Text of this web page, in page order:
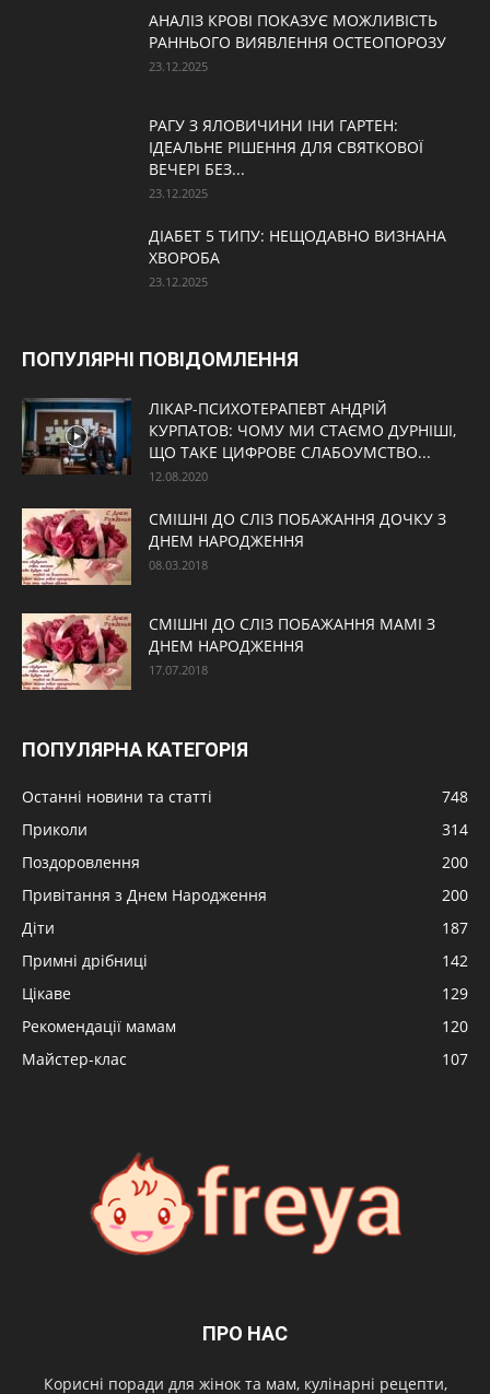
АНАЛІЗ КРОВІ ПОКАЗУЄ МОЖЛИВІСТЬ
РАННЬОГО ВИЯВЛЕННЯ ОСТЕОПОРОЗУ
23.12.2025
РАГУ З ЯЛОВИЧИНИ ІНИ ГАРТЕН:
ІДЕАЛЬНЕ РІШЕННЯ ДЛЯ СВЯТКОВОЇ
ВЕЧЕРІ БЕЗ...
23.12.2025
ДІАБЕТ 5 ТИПУ: НЕЩОДАВНО ВИЗНАНА
ХВОРОБА
23.12.2025
ПОПУЛЯРНІ ПОВІДОМЛЕННЯ
ЛІКАР-ПСИХОТЕРАПЕВТ АНДРІЙ
КУРПАТОВ: ЧОМУ МИ СТАЄМО ДУРНІШІ,
ЩО ТАКЕ ЦИФРОВЕ СЛАБОУМСТВО...
12.08.2020
СМІШНІ ДО СЛІЗ ПОБАЖАННЯ ДОЧКУ З
ДНЕМ НАРОДЖЕННЯ
08.03.2018
СМІШНІ ДО СЛІЗ ПОБАЖАННЯ МАМІ З
ДНЕМ НАРОДЖЕННЯ
17.07.2018
ПОПУЛЯРНА КАТЕГОРІЯ
Останні новини та статті
748
Приколи
314
Поздоровлення
200
Привітання з Днем Народження
200
Діти
187
Примні дрібниці
142
Цікаве
129
Рекомендації мамам
120
Майстер-клас
107
ПРО НАС
Корисні поради для жінок та мам, кулінарні рецепти,